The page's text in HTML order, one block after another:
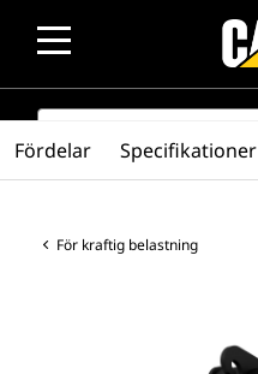
SEARCH
För kraftig belastning
Fördelar Specifikationer